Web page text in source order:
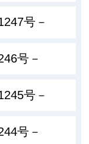
号－
号－
号－
号－